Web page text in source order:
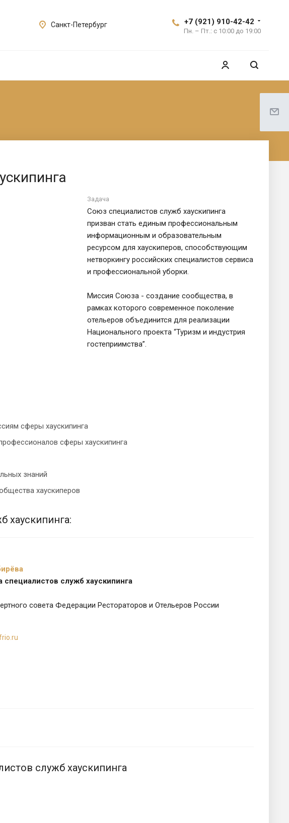
+7 (921) 910-42-42
Пн. – Пт.: с 10:00 до 19:00
Санкт-Петербург
Задача
Союз специалистов служб хаускипинга
призван стать единым профессиональным
информационным и образовательным
ресурсом для хаускиперов, способствующим
нетворкингу российских специалистов сервиса
и профессиональной уборки.
Миссия Союза - создание сообщества, в
рамках которого современное поколение
отельеров объединится для реализации
Национального проекта “Туризм и индустрия
гостеприимства”.
сферы хаускипинга
сферы хаускипинга
знаний
хаускиперов
хаускипинга:
специалистов служб хаускипинга
совета Федерации Рестораторов и Отельеров России
служб хаускипинга